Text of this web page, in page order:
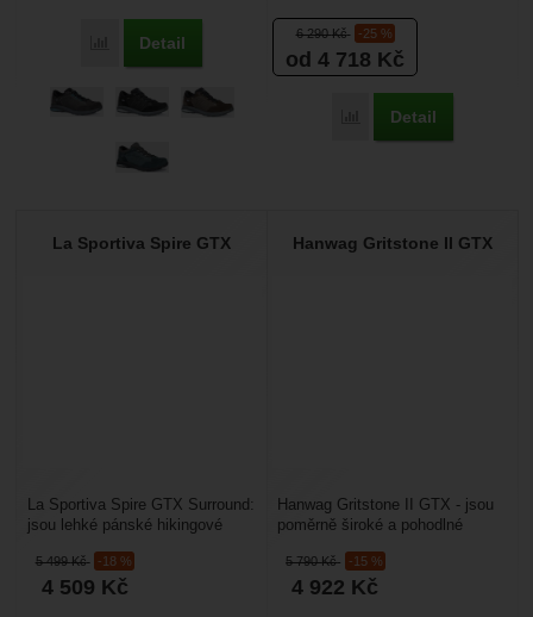
Porovnat
Detail
6 290Kč -25 %
od 4 718 Kč
Porovnat
Detail
La Sportiva Spire GTX
5 499Kč -18 %
4 509 Kč
La Sportiva Spire GTX Surround:
jsou lehké pánské hikingové
hezky v...
Hanwag Gritstone II GTX
5 790Kč -15 %
4 922 Kč
Hanwag Gritstone II GTX - jsou
poměrně široké a pohodlné
goretexem. Mají...